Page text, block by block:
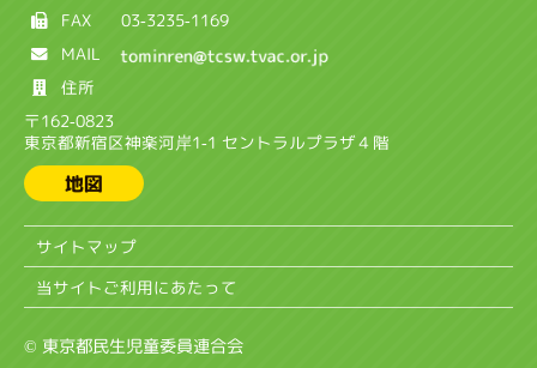
FAX 03-3235-1169
MAIL
住所
〒162-0823
東京都新宿区神楽河岸1-1 セントラルプラザ４階
地図
サイトマップ
当サイトご利用にあたって
© 東京都民生児童委員連合会